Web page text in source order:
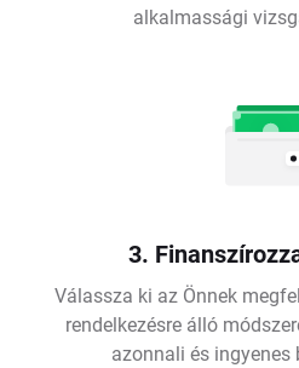
alkalmassági
3.
Válassza ki az Önnek
rendelkezésre álló
azonnali és ingyenes